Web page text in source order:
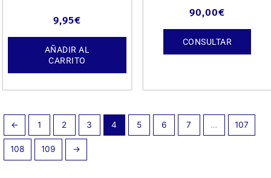
9,95€
AÑADIR AL
CARRITO
90,00€
CONSULTAR
← 1 2 3 4 5 6 7 … 107
108 109 →